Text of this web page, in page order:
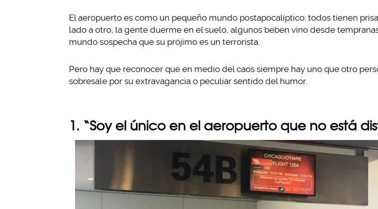
El aeropuerto es como un pequeño mundo postapocalíptico: todos tienen
lado a otro, la gente duerme en el suelo, algunos beben vino desde
mundo sospecha que su prójimo es un terrorista.
Pero hay que reconocer que en medio del caos siempre hay uno que otro
sobresale por su extravagancia o peculiar sentido del humor.
1. “Soy el único en el aeropuerto que no está